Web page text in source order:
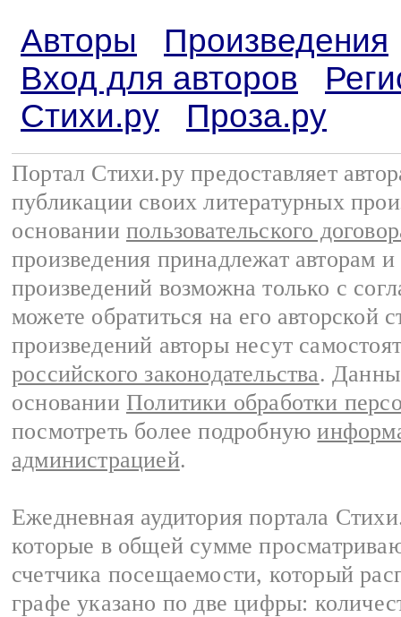
Авторы
Произведения
Вход для авторов
Стихи.ру
Проза.ру
Портал Стихи.ру предоставляет
публикации своих литературных
основании пользовательского
произведения принадлежат авторам
произведений возможна только с
можете обратиться на его авторской
произведений авторы несут
российского законодательства.
основании Политики обработки
посмотреть более подробную
администрацией.
Ежедневная аудитория портала
которые в общей сумме
счетчика посещаемости, который
графе указано по две цифры: